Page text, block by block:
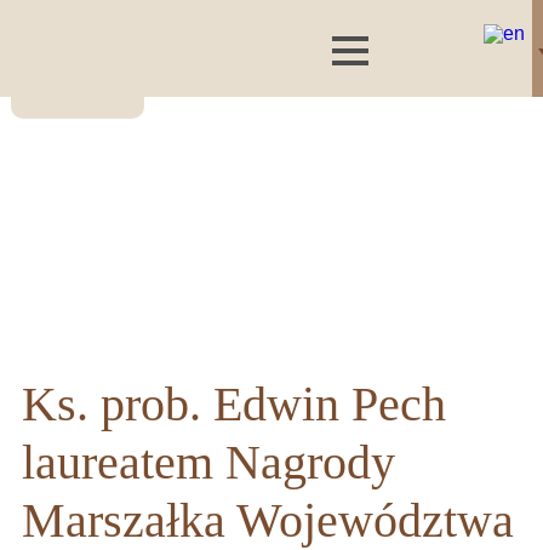
Ks. prob. Edwin Pech
laureatem Nagrody
Marszałka Województwa